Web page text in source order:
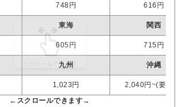
748円 616円
東海 関西
605円 715円
九州 沖縄
1,023円 2,040円~(要見